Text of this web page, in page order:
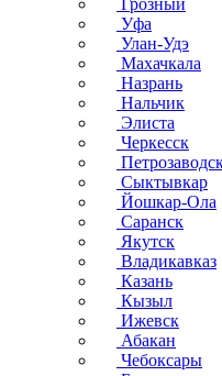
Грозный
Уфа
Улан-Удэ
Махачкала
Назрань
Нальчик
Элиста
Черкесск
Сыктывкар
Йошкар-Ола
Саранск
Якутск
Владикавказ
Казань
Кызыл
Ижевск
Абакан
Чебоксары